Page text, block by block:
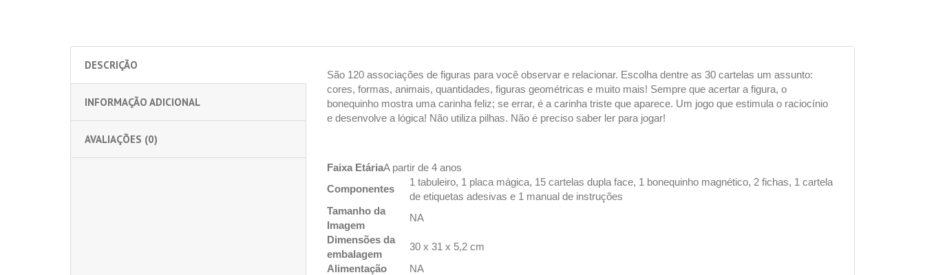
DESCRIÇÃO
INFORMAÇÃO ADICIONAL
AVALIAÇÕES (0)
São 120 associações de figuras para você observar e relacionar. Escolha dentre as 30 cartelas um assunto:
cores, formas, animais, quantidades, figuras geométricas e muito mais! Sempre que acertar a figura, o
bonequinho mostra uma carinha feliz; se errar, é a carinha triste que aparece. Um jogo que estimula o raciocínio
e desenvolve a lógica! Não utiliza pilhas. Não é preciso saber ler para jogar!
Faixa EtáriaA partir de 4 anos
Componentes
1 tabuleiro, 1 placa mágica, 15 cartelas dupla face, 1 bonequinho magnético, 2 fichas, 1 cartela
de etiquetas adesivas e 1 manual de instruções
Tamanho da
Imagem
NA
Dimensões da
embalagem
30 x 31 x 5,2 cm
Alimentação
NA